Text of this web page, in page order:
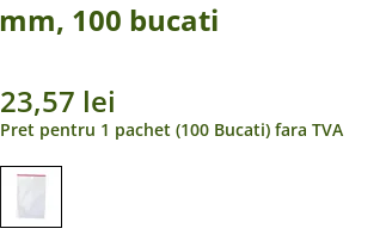
100 bucati
23,57 lei
Pret pentru 1 pachet (100 Bucati) fara TVA